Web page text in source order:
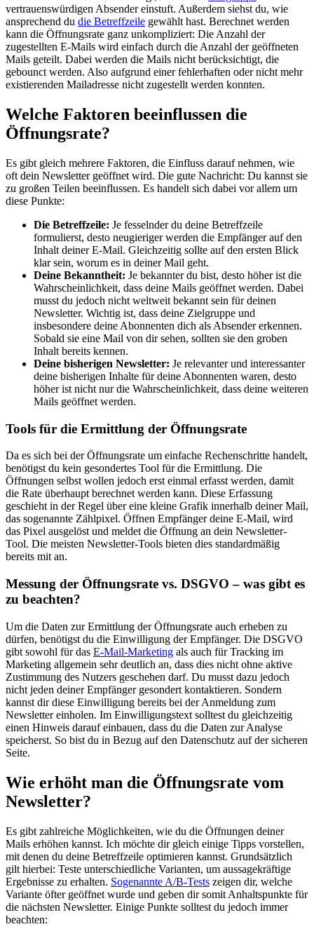
vertrauenswürdigen Absender einstuft. Außerdem siehst du, wie
ansprechend du die Betreffzeile gewählt hast. Berechnet werden
kann die Öffnungsrate ganz unkompliziert: Die Anzahl der
zugestellten E-Mails wird einfach durch die Anzahl der geöffneten
Mails geteilt. Dabei werden die Mails nicht berücksichtigt, die
gebounct werden. Also aufgrund einer fehlerhaften oder nicht mehr
existierenden Mailadresse nicht zugestellt werden konnten.
Welche Faktoren beeinflussen die
Öffnungsrate?
Es gibt gleich mehrere Faktoren, die Einfluss darauf nehmen, wie
oft dein Newsletter geöffnet wird. Die gute Nachricht: Du kannst sie
zu großen Teilen beeinflussen. Es handelt sich dabei vor allem um
diese Punkte:
Die Betreffzeile: Je fesselnder du deine Betreffzeile
formulierst, desto neugieriger werden die Empfänger auf den
Inhalt deiner E-Mail. Gleichzeitig sollte auf den ersten Blick
klar sein, worum es in deiner Mail geht.
Deine Bekanntheit: Je bekannter du bist, desto höher ist die
Wahrscheinlichkeit, dass deine Mails geöffnet werden. Dabei
musst du jedoch nicht weltweit bekannt sein für deinen
Newsletter. Wichtig ist, dass deine Zielgruppe und
insbesondere deine Abonnenten dich als Absender erkennen.
Sobald sie eine Mail von dir sehen, sollten sie den groben
Inhalt bereits kennen.
Deine bisherigen Newsletter: Je relevanter und interessanter
deine bisherigen Inhalte für deine Abonnenten waren, desto
höher ist nicht nur die Wahrscheinlichkeit, dass deine weiteren
Mails geöffnet werden.
Tools für die Ermittlung der Öffnungsrate
Da es sich bei der Öffnungsrate um einfache Rechenschritte handelt,
benötigst du kein gesondertes Tool für die Ermittlung. Die
Öffnungen selbst wollen jedoch erst einmal erfasst werden, damit
die Rate überhaupt berechnet werden kann. Diese Erfassung
geschieht in der Regel über eine kleine Grafik innerhalb deiner Mail,
das sogenannte Zählpixel. Öffnen Empfänger deine E-Mail, wird
das Pixel ausgelöst und meldet die Öffnung an dein Newsletter-
Tool. Die meisten Newsletter-Tools bieten dies standardmäßig
bereits mit an.
Messung der Öffnungsrate vs. DSGVO – was gibt es
zu beachten?
Um die Daten zur Ermittlung der Öffnungsrate auch erheben zu
dürfen, benötigst du die Einwilligung der Empfänger. Die DSGVO
gibt sowohl für das E-Mail-Marketing als auch für Tracking im
Marketing allgemein sehr deutlich an, dass dies nicht ohne aktive
Zustimmung des Nutzers geschehen darf. Du musst dazu jedoch
nicht jeden deiner Empfänger gesondert kontaktieren. Sondern
kannst dir diese Einwilligung bereits bei der Anmeldung zum
Newsletter einholen. Im Einwilligungstext solltest du gleichzeitig
einen Hinweis darauf einbauen, dass du die Daten zur Analyse
speicherst. So bist du in Bezug auf den Datenschutz auf der sicheren
Seite.
Wie erhöht man die Öffnungsrate vom
Newsletter?
Es gibt zahlreiche Möglichkeiten, wie du die Öffnungen deiner
Mails erhöhen kannst. Ich möchte dir gleich einige Tipps vorstellen,
mit denen du deine Betreffzeile optimieren kannst. Grundsätzlich
gilt hierbei: Teste unterschiedliche Varianten, um aussagekräftige
Ergebnisse zu erhalten. Sogenannte A/B-Tests zeigen dir, welche
Variante öfter geöffnet wurde und geben dir somit Anhaltspunkte für
die nächsten Newsletter. Einige Punkte solltest du jedoch immer
beachten: